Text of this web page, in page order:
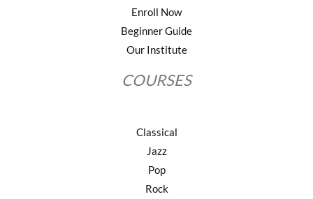
Enroll Now
Beginner Guide
Our Institute
COURSES
Classical
Jazz
Pop
Rock